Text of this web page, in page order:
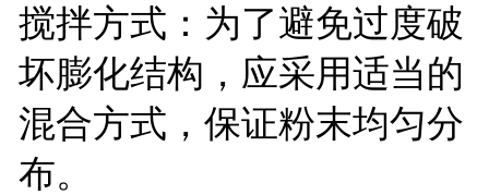
搅拌方式：为了避免过度破
坏膨化结构，应采用适当的
混合方式，保证粉末均匀分
布。